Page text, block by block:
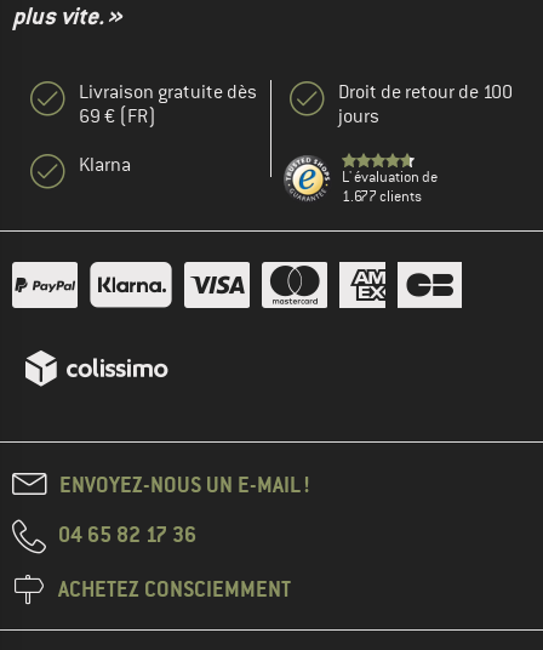
plus vite. »
Livraison gratuite dès
69 € (FR)
Klarna
Droit de retour de 100
jours
L' évaluation de
1.677 clients
ENVOYEZ-NOUS UN E-MAIL !
04 65 82 17 36
ACHETEZ CONSCIEMMENT